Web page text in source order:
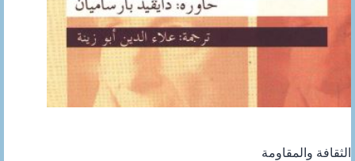
الثقافة والمقاومة